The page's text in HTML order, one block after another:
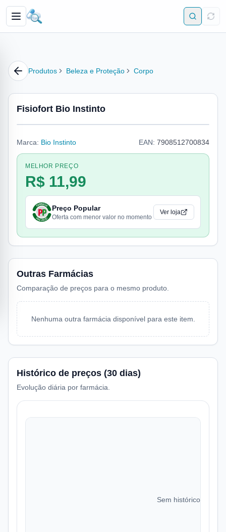
Produtos Beleza e Proteção Corpo
Fisiofort Bio Instinto
Marca: Bio Instinto EAN: 7908512700834
MELHOR PREÇO
R$ 11,99
Preço Popular
Oferta com menor valor no momento
Ver loja
Outras Farmácias
Comparação de preços para o mesmo produto.
Nenhuma outra farmácia disponível para este item.
Histórico de preços (30 dias)
Evolução diária por farmácia.
Sem histórico de